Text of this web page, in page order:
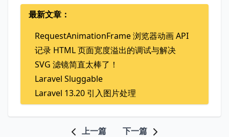
最新文章：
RequestAnimationFrame 浏览器动画 API
记录 HTML 页面宽度溢出的调试与解决
SVG 滤镜简直太棒了！
Laravel Sluggable
Laravel 13.20 引入图片处理
上一篇 下一篇